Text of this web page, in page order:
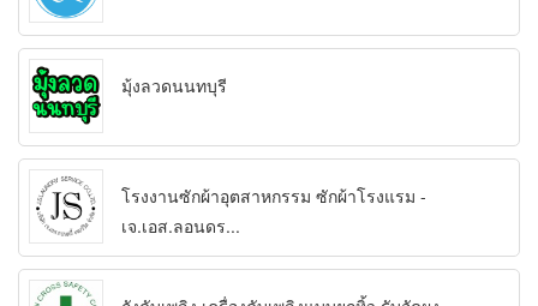
มุ้งลวดนนทบุรี
โรงงานซักผ้าอุตสาหกรรม ซักผ้าโรงแรม -
เจ.เอส.ลอนดร...